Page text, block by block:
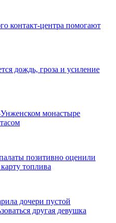
контакт-центра помогают
дождь, гроза и усиление
монастыре
позитивно оценили
топлива
дочери пустой
другая девушка